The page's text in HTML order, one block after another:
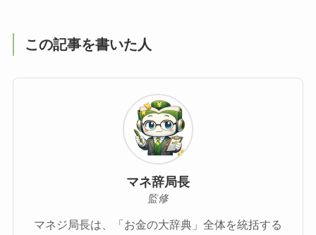
この記事を書いた人
マネ辞局長
監修
マネジ局長は、「お金の大辞典」全体を統括する